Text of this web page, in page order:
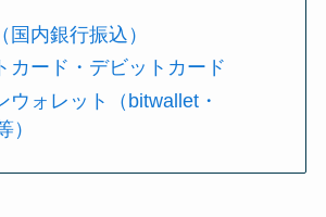
国内銀行振込）
カード・デビットカード
ウォレット（bitwallet・
）